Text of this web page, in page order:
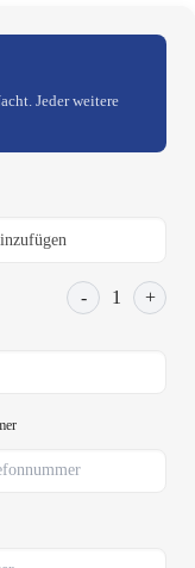
Jeder weitere
- 1 +